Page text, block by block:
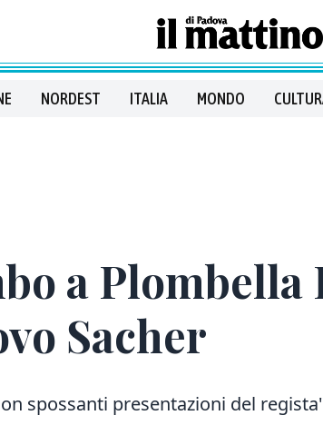
NORDEST ITALIA MONDO
a
Sacher
spossanti presentazioni del